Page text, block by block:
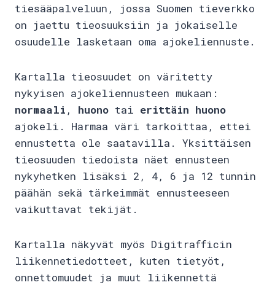
tiesääpalveluun, jossa Suomen tieverkko
on jaettu tieosuuksiin ja jokaiselle
osuudelle lasketaan oma ajokeliennuste.
Kartalla tieosuudet on väritetty
nykyisen ajokeliennusteen mukaan:
normaali , huono tai erittäin huono
ajokeli. Harmaa väri tarkoittaa, ettei
ennustetta ole saatavilla. Yksittäisen
tieosuuden tiedoista näet ennusteen
nykyhetken lisäksi 2, 4, 6 ja 12 tunnin
päähän sekä tärkeimmät ennusteeseen
vaikuttavat tekijät.
Kartalla näkyvät myös Digitrafficin
liikennetiedotteet, kuten tietyöt,
onnettomuudet ja muut liikennettä